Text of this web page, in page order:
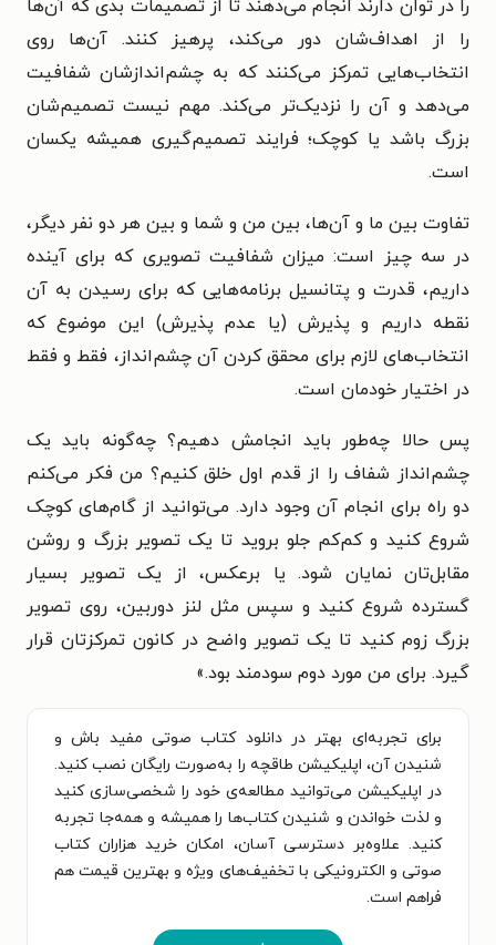
را در توان دارند انجام می‌دهند تا از تصمیمات بدی که آن‌ها
را از اهداف‌شان دور می‌کند، پرهیز کنند. آن‌ها روی
انتخاب‌هایی تمرکز می‌کنند که به چشم‌اندازشان شفافیت
می‌دهد و آن را نزدیک‌تر می‌کند. مهم نیست تصمیم‌شان
بزرگ باشد یا کوچک؛ فرایند تصمیم‌گیری همیشه یکسان
است.
تفاوت بین ما و آن‌ها، بین من و شما و بین هر دو نفر دیگر،
در سه چیز است: میزان شفافیت تصویری که برای آینده
داریم، قدرت و پتانسیل برنامه‌هایی که برای رسیدن به آن
نقطه داریم و پذیرش (یا عدم پذیرش) این موضوع که
انتخاب‌های لازم برای محقق کردن آن چشم‌انداز، فقط و فقط
در اختیار خودمان است.
پس حالا چه‌طور باید انجامش دهیم؟ چه‌گونه باید یک
چشم‌انداز شفاف را از قدم اول خلق کنیم؟ من فکر می‌کنم
دو راه برای انجام آن وجود دارد. می‌توانید از گام‌های کوچک
شروع کنید و کم‌کم جلو بروید تا یک تصویر بزرگ و روشن
مقابل‌تان نمایان شود. یا برعکس، از یک تصویر بسیار
گسترده شروع کنید و سپس مثل لنز دوربین، روی تصویر
بزرگ زوم کنید تا یک تصویر واضح در کانون تمرکزتان قرار
گیرد. برای من مورد دوم سودمند بود.»
برای تجربه‌ای بهتر در دانلود کتاب صوتی مفید باش و
شنیدن آن، اپلیکیشن طاقچه را به‌صورت رایگان نصب کنید.
در اپلیکیشن می‌توانید مطالعه‌ی خود را شخصی‌سازی کنید
و لذت خواندن و شنیدن کتاب‌ها را همیشه و همه‌جا تجربه
کنید. علاوه‌بر دسترسی آسان، امکان خرید هزاران کتاب
صوتی و الکترونیکی با تخفیف‌های ویژه و بهترین قیمت هم
فراهم است.